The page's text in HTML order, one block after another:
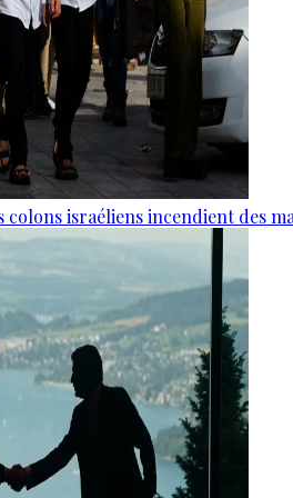
colons israéliens incendient des